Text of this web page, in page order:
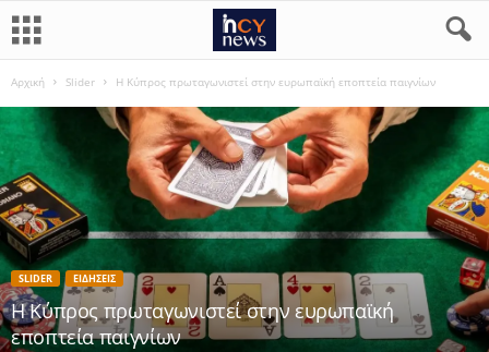
Αρχική Slider Η Κύπρος πρωταγωνιστεί στην ευρωπαϊκή εποπτεία παιγνίων
SLIDER ΕΙΔΗΣΕΙΣ
Η Κύπρος πρωταγωνιστεί στην ευρωπαϊκή
εποπτεία παιγνίων